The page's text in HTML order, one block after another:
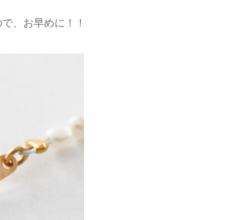
、お早めに！！